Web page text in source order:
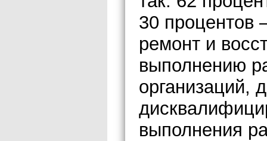
30 процентов
ремонт и
выполнению
организаций,
выполнения